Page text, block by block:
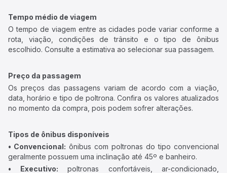
Tempo médio de viagem
O tempo de viagem entre as cidades pode variar conforme a
rota, viação, condições de trânsito e o tipo de ônibus
escolhido. Consulte a estimativa ao selecionar sua passagem.
Preço da passagem
Os preços das passagens variam de acordo com a viação,
data, horário e tipo de poltrona. Confira os valores atualizados
no momento da compra, pois podem sofrer alterações.
Tipos de ônibus disponíveis
• Convencional: ônibus com poltronas do tipo convencional
geralmente possuem uma inclinação até 45º e banheiro.
• Executivo: poltronas confortáveis, ar-condicionado,